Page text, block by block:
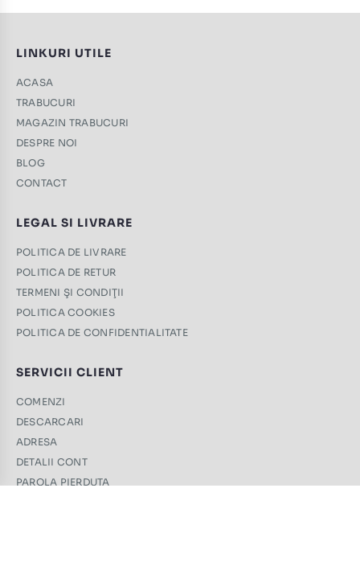
LINKURI UTILE
ACASA
TRABUCURI
MAGAZIN TRABUCURI
DESPRE NOI
BLOG
CONTACT
LEGAL SI LIVRARE
POLITICA DE LIVRARE
POLITICA DE RETUR
TERMENI ŞI CONDIŢII
POLITICA COOKIES
POLITICA DE CONFIDENTIALITATE
SERVICII CLIENT
COMENZI
DESCARCARI
ADRESA
DETALII CONT
PAROLA PIERDUTA